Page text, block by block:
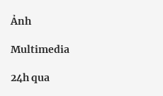
Ảnh
Multimedia
24h qua